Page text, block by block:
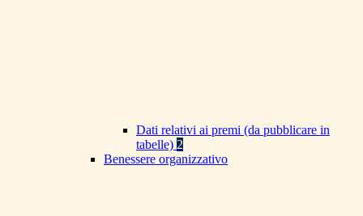
Dati relativi ai premi (da pubblicare in
tabelle) 2
Benessere organizzativo